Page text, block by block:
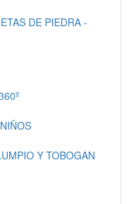
DE PIEDRA -
Y TOBOGAN